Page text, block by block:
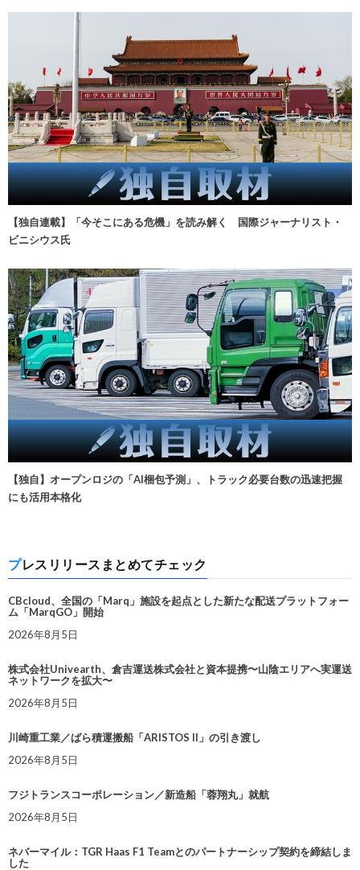
【独自連載】「今そこにある危機」を読み解く 国際ジャーナリスト・
ビニシウス氏
【独自】オープンロジの「AI梱包予測」、トラック必要台数の迅速把握
にも活用本格化
プレスリリースまとめてチェック
CBcloud、全国の「Marq」施設を起点とした新たな配送プラットフォー
ム「MarqGO」開始
2026年8月5日
株式会社Univearth、倉吉運送株式会社と資本提携〜山陰エリアへ実運送
ネットワークを拡大〜
2026年8月5日
川崎重工業／ばら積運搬船「ARISTOS II」の引き渡し
2026年8月5日
フジトランスコーポレーション／新造船「蓉翔丸」就航
2026年8月5日
ネバーマイル：TGR Haas F1 Teamとのパートナーシップ契約を締結しま
した